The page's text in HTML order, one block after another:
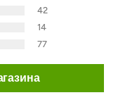
42
14
77